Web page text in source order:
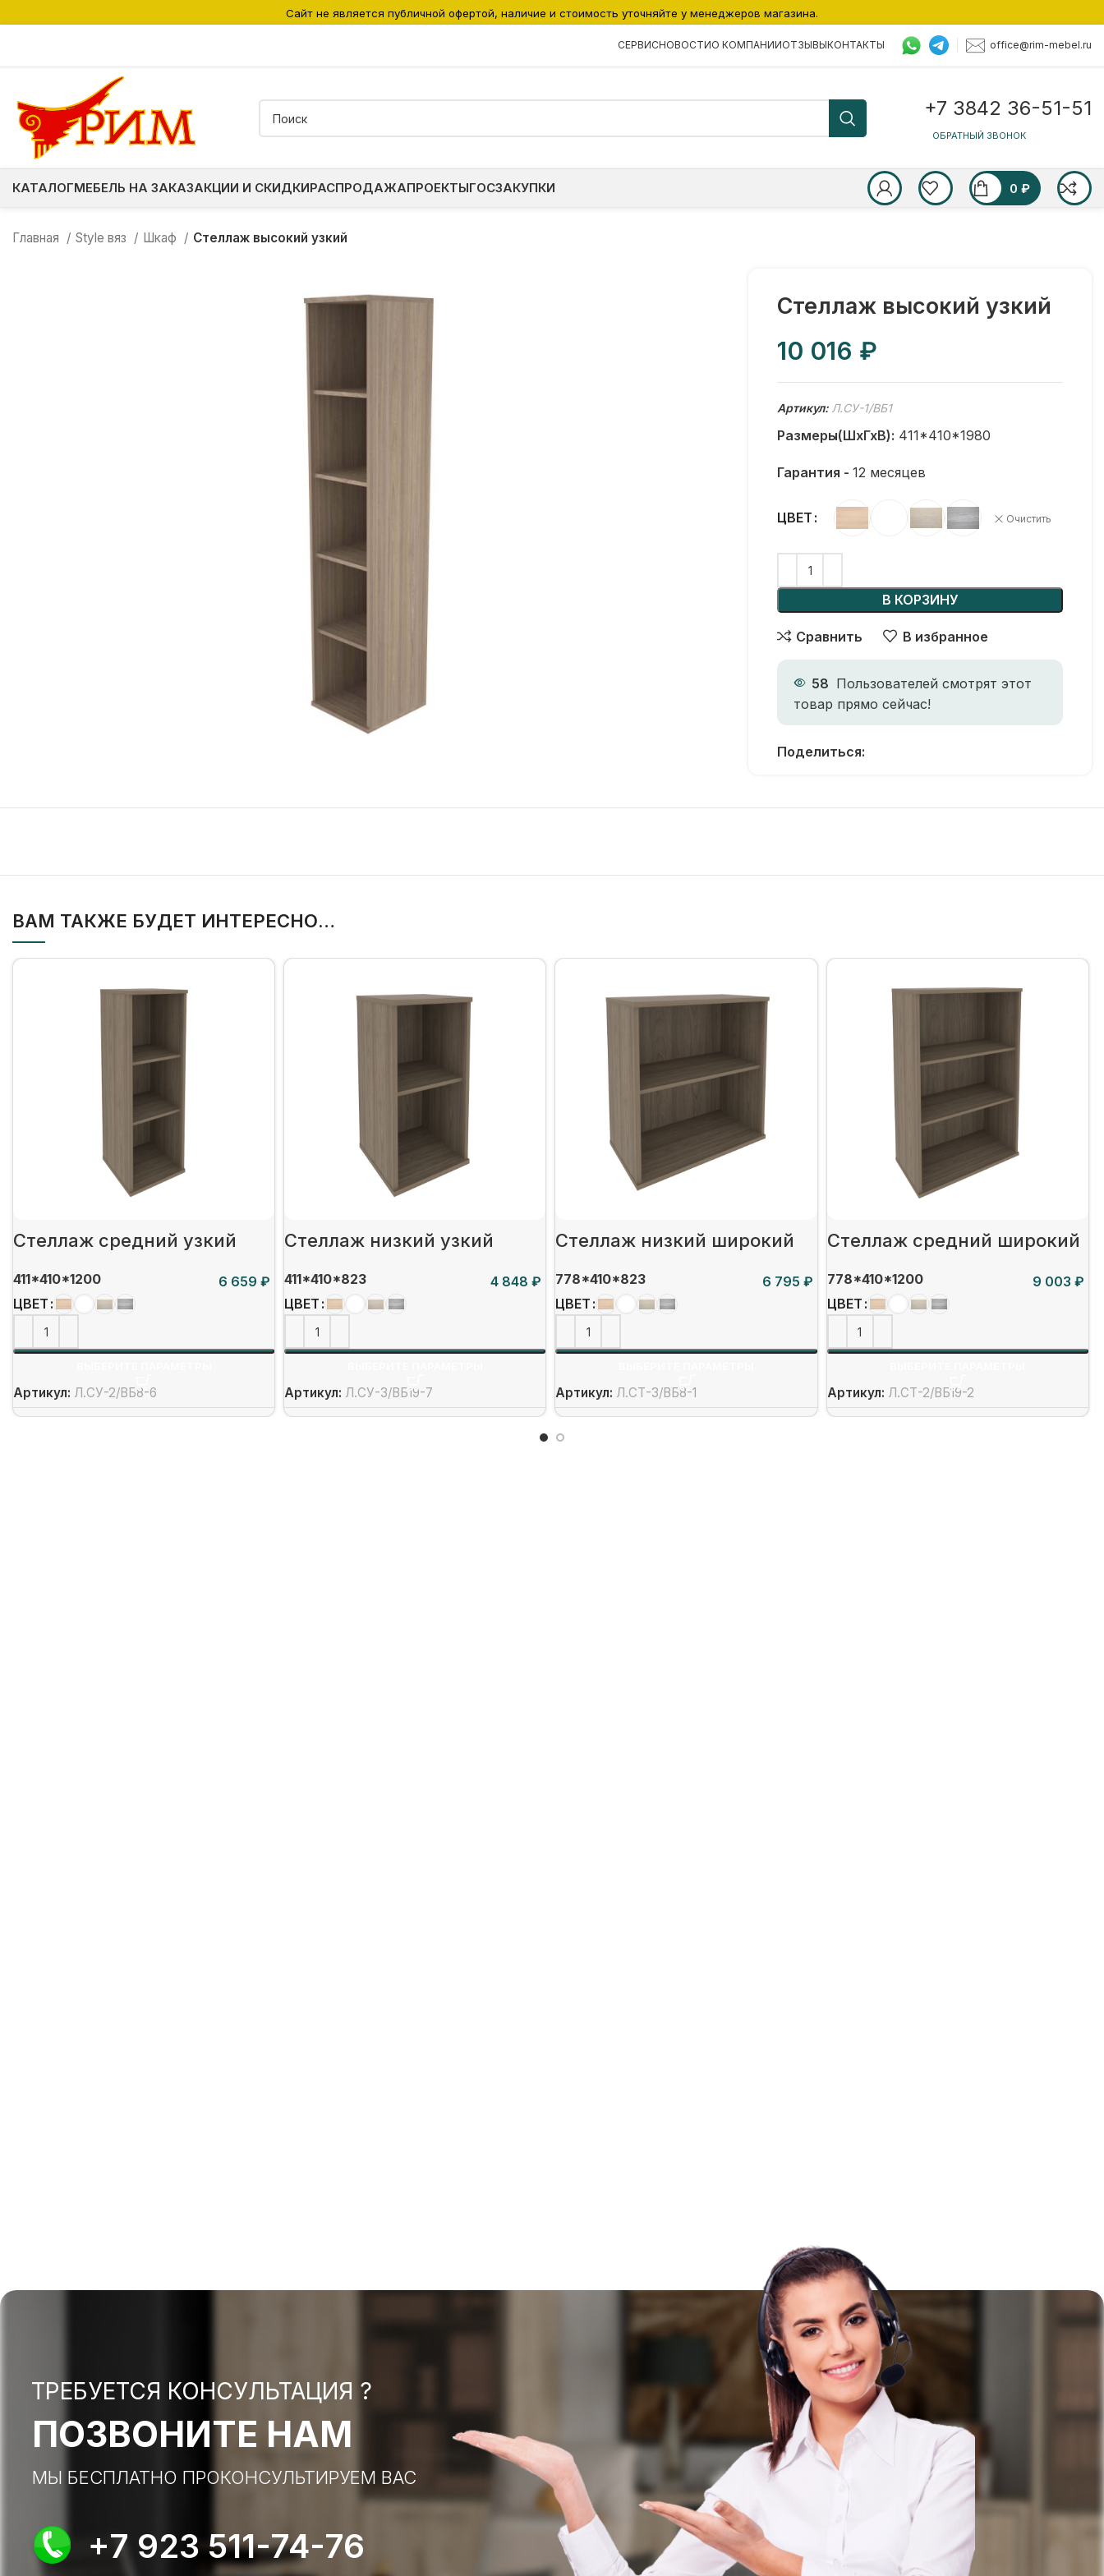
СЕРВИСНОВОСТИО КОМПАНИИОТЗЫВЫКОНТАКТЫ office@rim-mebel.ru
+7 3842 36-51-51
ОБРАТНЫЙ ЗВОНОК
КАТАЛОГМЕБЕЛЬ НА ЗАКАЗАКЦИИ И СКИДКИРАСПРОДАЖАПРОЕКТЫГОСЗАКУПКИ 0 ₽
Главная Style вяз Шкаф Стеллаж высокий узкий
Стеллаж высокий узкий
₽
Артикул: Л.СУ-1/ВБ1
Размеры(ШхГхВ): 411*410*1980
Гарантия - 12 месяцев
ЦВЕТ Очистить
В КОРЗИНУ
Сравнить В избранное
58 Пользователей смотрят этот
товар прямо сейчас!
Поделиться:
ВАМ ТАКЖЕ БУДЕТ ИНТЕРЕСНО…
Стеллаж средний узкий
411*410*1200
₽
ЦВЕТ
Артикул: Л.СУ-2/ВБ8-6
Стеллаж низкий узкий
411*410*823
₽
ЦВЕТ
Артикул: Л.СУ-3/ВБ19-7
Стеллаж низкий широкий
778*410*823
₽
ЦВЕТ
Артикул: Л.СТ-3/ВБ8-1
Стеллаж средний широкий
778*410*1200
₽
ЦВЕТ
Артикул: Л.СТ-2/ВБ19-2
ТРЕБУЕТСЯ КОНСУЛЬТАЦИЯ ?
ПОЗВОНИТЕ НАМ
МЫ БЕСПЛАТНО ПРОКОНСУЛЬТИРУЕМ ВАС
+7 923 511-74-76
Сайт не является публичной офертой, наличие и стоимость уточняйте у менеджеров магазина.